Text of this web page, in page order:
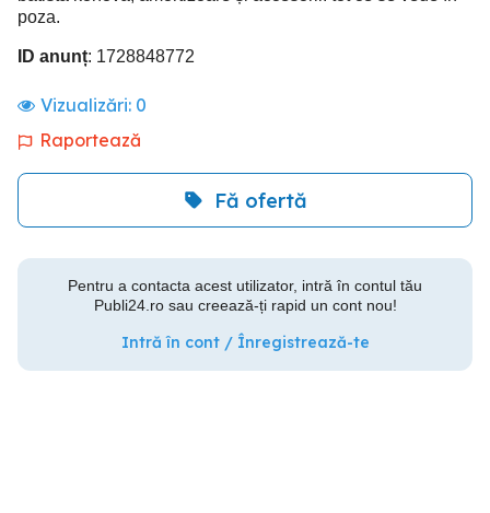
poza.
ID anunț: 1728848772
Vizualizări: 0
Raportează
Fă ofertă
Pentru a contacta acest utilizator, intră în contul tău
Publi24.ro sau creează-ți rapid un cont nou!
Intră în cont / Înregistrează-te